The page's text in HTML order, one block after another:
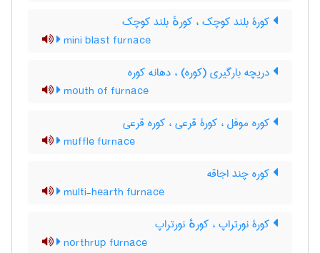
کورۀ بلند کوچک ، کورهٔ بلند کوچک
mini blast furnace
دریچه بارگیری (کوره) ، دهانه کوره
mouth of furnace
کوره موفل ، کورۀ قرعی ، کوره قرعی
muffle furnace
کوره چند اجاقه
multi-hearth furnace
کورۀ نورتراپ ، کورهٔ نورتراپ
northrup furnace